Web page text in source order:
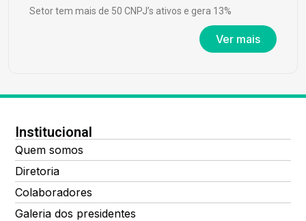
Setor tem mais de 50 CNPJ’s ativos e gera 13%
Ver mais
Institucional
Quem somos
Diretoria
Colaboradores
Galeria dos presidentes